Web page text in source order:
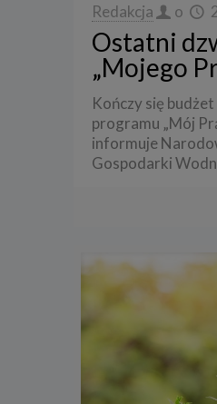
Redakcja o
Ostatni
„Mojego
Kończy się
programu „Mój
informuje
Gospodarki